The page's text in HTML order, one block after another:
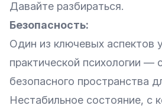
Давайте разбираться.
Безопасность:
Один из ключевых аспектов
практической психологии —
безопасного пространства
Нестабильное состояние, с